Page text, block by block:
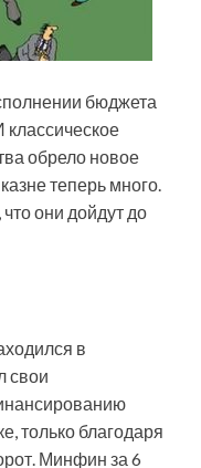
бюджета
классическое
обрело новое
теперь много.
они дойдут до
в
свои
только благодаря
Минфин за 6